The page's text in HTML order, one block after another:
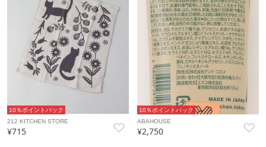
10％ポイントバック
212 KITCHEN STORE
¥715
10％ポイントバック
ABAHOUSE
¥2,750